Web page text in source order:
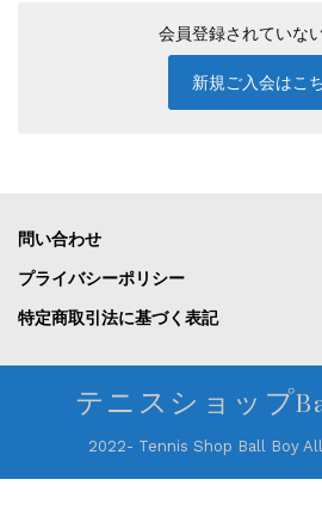
会員登録されていな
新規ご入会はこ
問い合わせ
プライバシーポリシー
特定商取引法に基づく表記
テニスショップ
2022- Tennis Shop Ball Boy